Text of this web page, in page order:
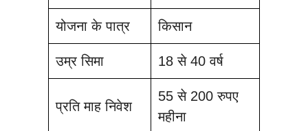
योजना के पात्र किसान
उम्र सिमा 18 से 40 वर्ष
प्रति माह निवेश
55 से 200 रुपए
महीना